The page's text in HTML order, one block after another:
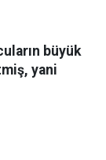
büyük
yani